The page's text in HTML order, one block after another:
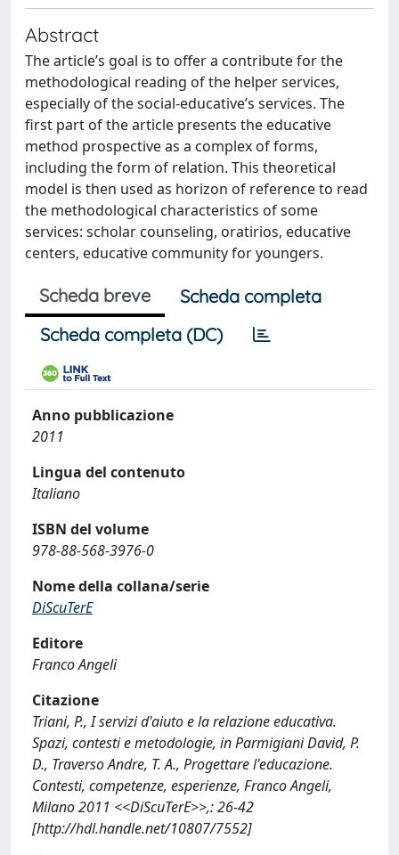
Abstract
The article’s goal is to offer a contribute for the
methodological reading of the helper services,
especially of the social-educative’s services. The
first part of the article presents the educative
method prospective as a complex of forms,
including the form of relation. This theoretical
model is then used as horizon of reference to read
the methodological characteristics of some
services: scholar counseling, oratirios, educative
centers, educative community for youngers.
Scheda breve
Scheda completa
Scheda completa (DC)
Anno pubblicazione
2011
Lingua del contenuto
Italiano
ISBN del volume
978-88-568-3976-0
Nome della collana/serie
DiScuTerE
Editore
Franco Angeli
Citazione
Triani, P., I servizi d'aiuto e la relazione educativa.
Spazi, contesti e metodologie, in Parmigiani David, P.
D., Traverso Andre, T. A., Progettare l'educazione.
Contesti, competenze, esperienze, Franco Angeli,
Milano 2011 <<DiScuTerE>>,: 26-42
[http://hdl.handle.net/10807/7552]